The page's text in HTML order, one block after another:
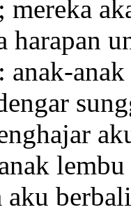
harapan
anak
lembu
aku